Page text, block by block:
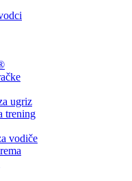
ugriz
trening
vodiče